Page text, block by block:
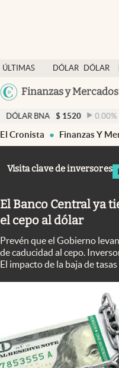
ÚLTIMAS
NOTICIAS
DÓLAR
DÓLAR
Finanzas y Mercados
Dólar
Members
Economía y Política
Finanzas y Mercados
Columnistas
Otras secciones
Apertura
Infotechnology
Mundial 2026
Eventos Corporativos
$ 1520 0.00%
El Cronista Finanzas Y
Visita clave de inversores
El Banco Central ya
el cepo al dólar
Prevén que el Gobierno
de caducidad al cepo.
El impacto de la baja de tasas